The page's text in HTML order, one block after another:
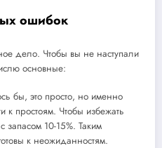
ошибок
дело. Чтобы вы не наступали
основные:
бы, это просто, но именно
к простоям. Чтобы избежать
запасом 10-15%. Таким
к неожиданностям.